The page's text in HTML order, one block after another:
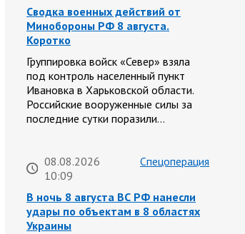
Сводка военных действий от
Минобороны РФ 8 августа.
Коротко
Группировка войск «Север» взяла
под контроль населенный пункт
Ивановка в Харьковской области.
Российские вооруженные силы за
последние сутки поразили…
08.08.2026
10:09
Спецоперация
В ночь 8 августа ВС РФ нанесли
удары по объектам в 8 областях
Украины